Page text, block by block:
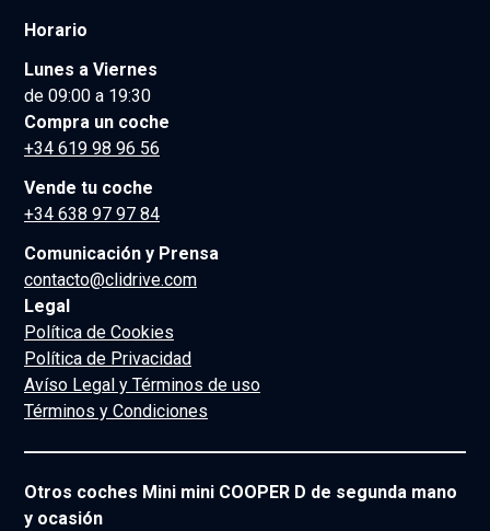
Horario
Lunes a Viernes
de 09:00 a 19:30
Compra un coche
+34 619 98 96 56
Vende tu coche
+34 638 97 97 84
Comunicación y Prensa
contacto@clidrive.com
Legal
Política de Cookies
Política de Privacidad
Avíso Legal y Términos de uso
Términos y Condiciones
Otros coches Mini mini COOPER D de segunda mano
y ocasión